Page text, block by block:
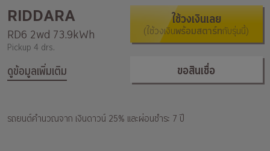
RIDDARA
RD6 2wd 73.9kWh
Pickup 4 drs.
ดูข้อมูลเพิ่มเติม
ใช้วงเงินเลย
(ใช้วงเงินพร้อมสตาร์ทกับรุ่นนี้)
ขอสินเชื่อ
รถยนต์คำนวณจาก เงินดาวน์ 25% และผ่อนชำระ 7 ปี